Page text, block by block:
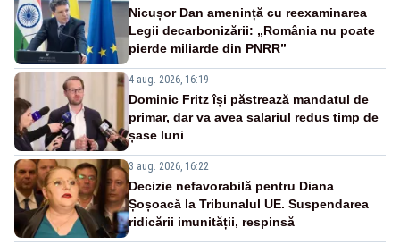
Nicușor Dan amenință cu reexaminarea
Legii decarbonizării: „România nu poate
pierde miliarde din PNRR”
4 aug. 2026, 16:19
Dominic Fritz își păstrează mandatul de
primar, dar va avea salariul redus timp de
șase luni
3 aug. 2026, 16:22
Decizie nefavorabilă pentru Diana
Șoșoacă la Tribunalul UE. Suspendarea
ridicării imunității, respinsă